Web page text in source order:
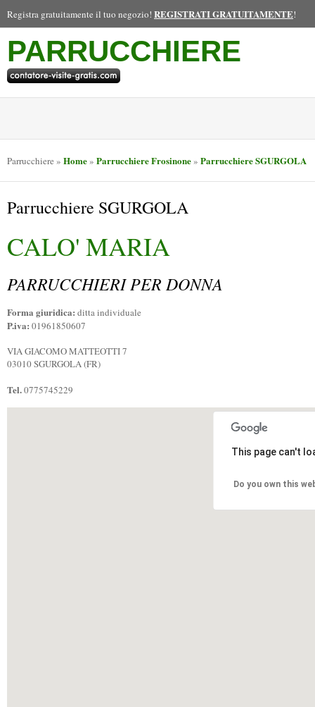
Registra gratuitamente il tuo negozio! REGISTRATI GRATUITAMENTE!
PARRUCCHIERE
Parrucchiere » Home» Parrucchiere Frosinone» Parrucchiere SGURGOLA
Parrucchiere SGURGOLA
CALO' MARIA
PARRUCCHIERI PER DONNA
Forma giuridica: ditta individuale
P.iva: 01961850607
VIA GIACOMO MATTEOTTI 7
03010 SGURGOLA (FR)
Tel.0775745229
This page can't
Do you own this